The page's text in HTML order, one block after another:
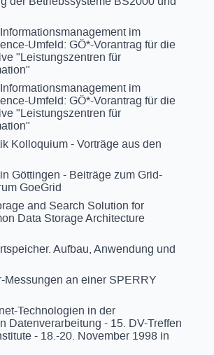
im
Umfeld: GÖ*-Vorantrag für die
"Leistungszentren für
im
Umfeld: GÖ*-Vorantrag für die
"Leistungszentren für
Kolloquium - Vorträge aus den
Göttingen - Beiträge zum Grid-
GoeGrid
and Search Solution for
Data Storage Architecture
Aufbau, Anwendung und
Messungen an einer SPERRY
Technologien in der
Datenverarbeitung - 15. DV-Treffen
- 18.-20. November 1998 in